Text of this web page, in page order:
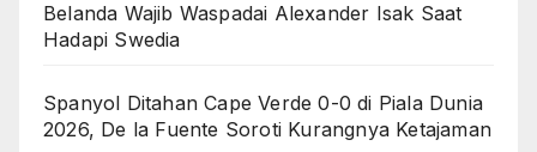
Belanda Wajib Waspadai Alexander Isak Saat
Hadapi Swedia
Spanyol Ditahan Cape Verde 0-0 di Piala Dunia
2026, De la Fuente Soroti Kurangnya Ketajaman